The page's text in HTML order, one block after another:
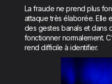
La fraude ne prend plus
attaque très élaborée. Elle
des gestes banals et dans
fonctionner normalement.
rend difficile à identifier.